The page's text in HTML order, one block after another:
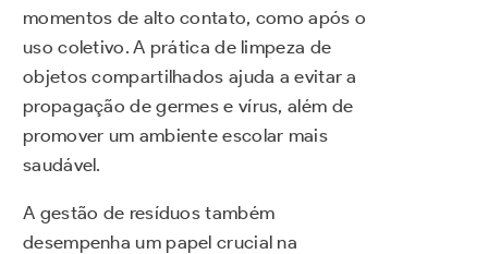
momentos de alto contato, como após o
uso coletivo. A prática de limpeza de
objetos compartilhados ajuda a evitar a
propagação de germes e vírus, além de
promover um ambiente escolar mais
saudável.
A gestão de resíduos também
desempenha um papel crucial na